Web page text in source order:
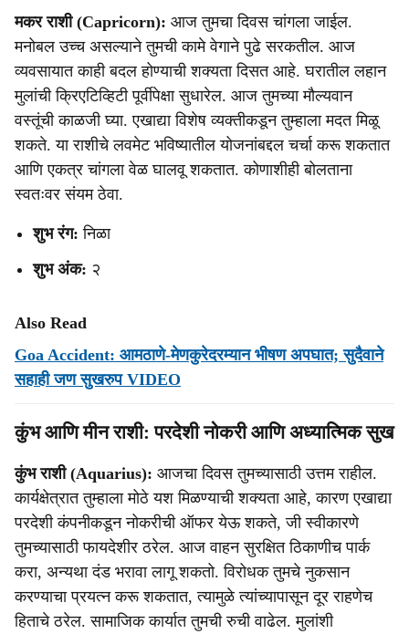
मकर राशी (Capricorn): आज तुमचा दिवस चांगला जाईल.
मनोबल उच्च असल्याने तुमची कामे वेगाने पुढे सरकतील. आज
व्यवसायात काही बदल होण्याची शक्यता दिसत आहे. घरातील लहान
मुलांची क्रिएटिव्हिटी पूर्वीपेक्षा सुधारेल. आज तुमच्या मौल्यवान
वस्तूंची काळजी घ्या. एखाद्या विशेष व्यक्तीकडून तुम्हाला मदत मिळू
शकते. या राशीचे लवमेट भविष्यातील योजनांबद्दल चर्चा करू शकतात
आणि एकत्र चांगला वेळ घालवू शकतात. कोणाशीही बोलताना
स्वतःवर संयम ठेवा.
शुभ रंग: निळा
शुभ अंक: २
Also Read
Goa Accident: आमठाणे-मेणकुरेदरम्यान भीषण अपघात; सुदैवाने
सहाही जण सुखरुप VIDEO
कुंभ आणि मीन राशी: परदेशी नोकरी आणि अध्यात्मिक सुख
कुंभ राशी (Aquarius): आजचा दिवस तुमच्यासाठी उत्तम राहील.
कार्यक्षेत्रात तुम्हाला मोठे यश मिळण्याची शक्यता आहे, कारण एखाद्या
परदेशी कंपनीकडून नोकरीची ऑफर येऊ शकते, जी स्वीकारणे
तुमच्यासाठी फायदेशीर ठरेल. आज वाहन सुरक्षित ठिकाणीच पार्क
करा, अन्यथा दंड भरावा लागू शकतो. विरोधक तुमचे नुकसान
करण्याचा प्रयत्न करू शकतात, त्यामुळे त्यांच्यापासून दूर राहणेच
हिताचे ठरेल. सामाजिक कार्यात तुमची रुची वाढेल. मुलांशी